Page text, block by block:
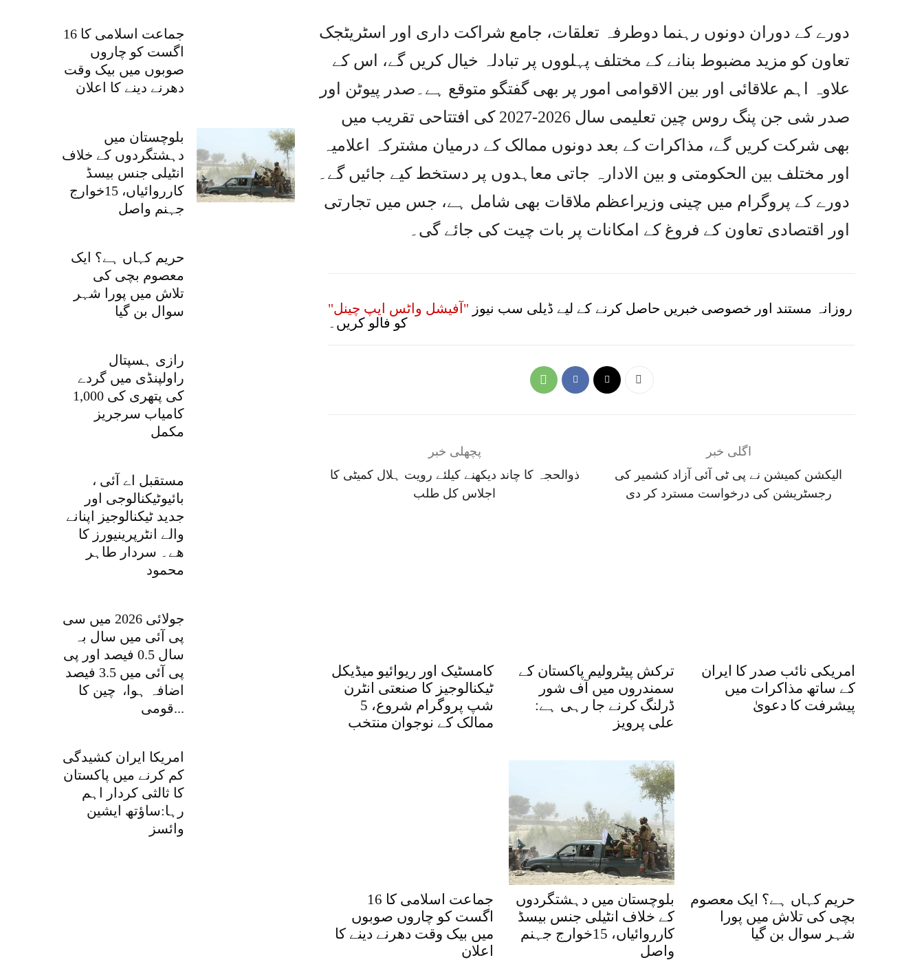
جماعت اسلامی کا 16
اگست کو چاروں
صوبوں میں بیک وقت
دھرنے دینے کا اعلان
بلوچستان میں
دہشتگردوں کے خلاف
انٹیلی جنس بیسڈ
کارروائیاں، 15خوارج
جہنم واصل
حریم کہاں ہے؟ ایک
معصوم بچی کی
تلاش میں پورا شہر
سوال بن گیا
رازی ہسپتال
راولپنڈی میں گردے
کی پتھری کی 1,000
کامیاب سرجریز
مکمل
مستقبل اے آئی ،
بائیوٹیکنالوجی اور
جدید ٹیکنالوجیز اپنانے
والے انٹرپرینیورز کا
ھے۔ سردار طاہر
محمود
جولائی 2026 میں سی
پی آئی میں سال بہ
سال 0.5 فیصد اور پی
پی آئی میں 3.5 فیصد
اضافہ ہوا، چین کا
قومی...
امریکا ایران کشیدگی
کم کرنے میں پاکستان
کا ثالثی کردار اہم
رہا:ساؤتھ ایشین
وائسز
دورے کے دوران دونوں رہنما دوطرفہ تعلقات، جامع شراکت داری اور اسٹریٹجک
تعاون کو مزید مضبوط بنانے کے مختلف پہلووں پر تبادلہ خیال کریں گے، اس کے
علاوہ اہم علاقائی اور بین الاقوامی امور پر بھی گفتگو متوقع ہے۔صدر پیوٹن اور
صدر شی جن پنگ روس چین تعلیمی سال 2026-2027 کی افتتاحی تقریب میں
بھی شرکت کریں گے، مذاکرات کے بعد دونوں ممالک کے درمیان مشترکہ اعلامیہ
اور مختلف بین الحکومتی و بین الادارہ جاتی معاہدوں پر دستخط کیے جائیں گے۔
دورے کے پروگرام میں چینی وزیراعظم ملاقات بھی شامل ہے، جس میں تجارتی
اور اقتصادی تعاون کے فروغ کے امکانات پر بات چیت کی جائے گی۔
روزانہ مستند اور خصوصی خبریں حاصل کرنے کے لیے ڈیلی سب نیوز "آفیشل واٹس ایپ چینل"
کو فالو کریں۔
پچھلی خبر
ذوالحجہ کا چاند دیکھنے کیلئے رویت ہلال کمیٹی کا
اجلاس کل طلب
اگلی خبر
الیکشن کمیشن نے پی ٹی آئی آزاد کشمیر کی
رجسٹریشن کی درخواست مسترد کر دی
کامسٹیک اور ریوائیو میڈیکل
ٹیکنالوجیز کا صنعتی انٹرن
شپ پروگرام شروع، 5
ممالک کے نوجوان منتخب
ترکش پیٹرولیم پاکستان کے
سمندروں میں آف شور
ڈرلنگ کرنے جا رہی ہے:
علی پرویز
امریکی نائب صدر کا ایران
کے ساتھ مذاکرات میں
پیشرفت کا دعویٰ
جماعت اسلامی کا 16
اگست کو چاروں صوبوں
میں بیک وقت دھرنے دینے کا
اعلان
بلوچستان میں دہشتگردوں
کے خلاف انٹیلی جنس بیسڈ
کارروائیاں، 15خوارج جہنم
واصل
حریم کہاں ہے؟ ایک معصوم
بچی کی تلاش میں پورا
شہر سوال بن گیا